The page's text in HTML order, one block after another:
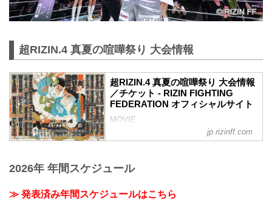
超RIZIN.4 真夏の喧嘩祭り 大会情報
超RIZIN.4 真夏の喧嘩祭り 大会情報
／チケット - RIZIN FIGHTING
FEDERATION オフィシャルサイト
MOVIE
youtu.be
youtu.be
開催日時
2025年7月27日（日）11:00開場／13:00開
jp.rizinff.com
2026年 年間スケジュール
≫ 発表済み年間スケジュールはこちら